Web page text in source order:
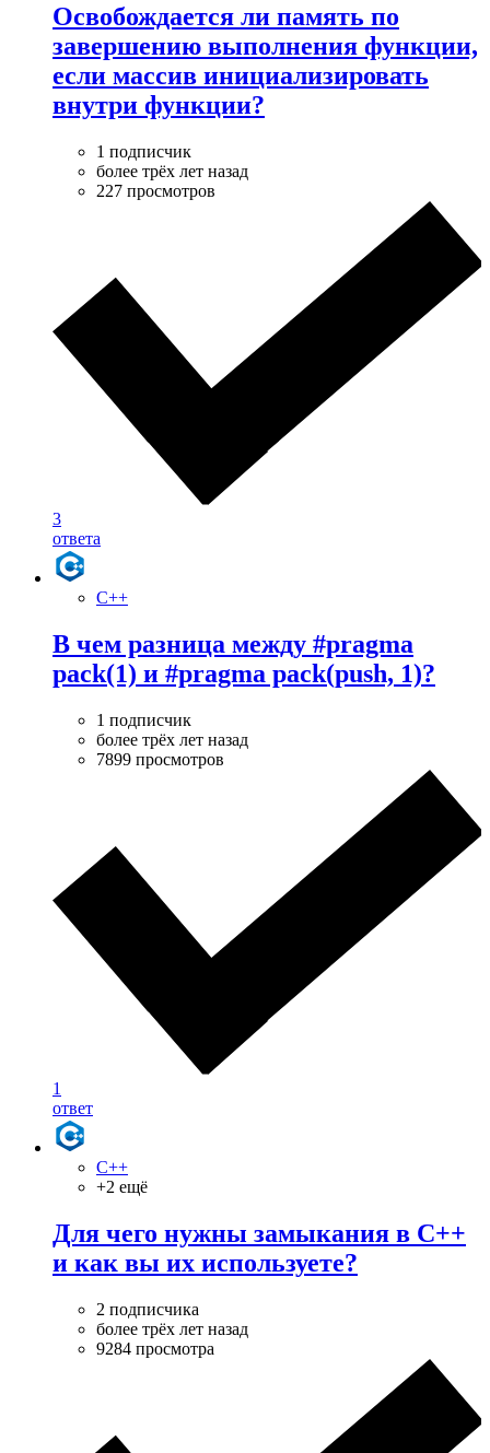
Освобождается ли память по
завершению выполнения функции,
если массив инициализировать
внутри функции?
1 подписчик
более трёх лет назад
227 просмотров
3
ответа
C++
В чем разница между #pragma
pack(1) и #pragma pack(push, 1)?
1 подписчик
более трёх лет назад
7899 просмотров
1
ответ
C++
+2 ещё
Для чего нужны замыкания в C++
и как вы их используете?
2 подписчика
более трёх лет назад
9284 просмотра